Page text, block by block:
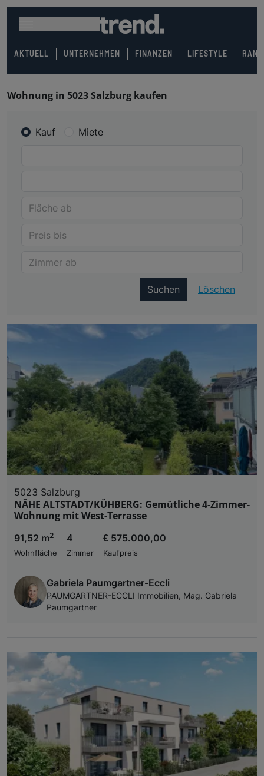
AKTUELL UNTERNEHMEN FINANZEN LIFESTYLE
Wohnung in 5023 Salzburg kaufen
Kauf Miete
Suchen Löschen
5023 Salzburg
NÄHE ALTSTADT/KÜHBERG: Gemütliche 4-Zimmer-
Wohnung mit West-Terrasse
91,52 m2
Wohnfläche
4
Zimmer
€ 575.000,00
Kaufpreis
Gabriela Paumgartner-Eccli
PAUMGARTNER-ECCLI Immobilien, Mag. Gabriela
Paumgartner